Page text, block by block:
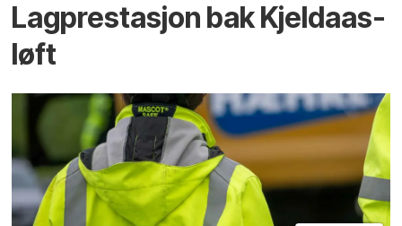
Lagprestasjon bak Kjeldaas-
løft